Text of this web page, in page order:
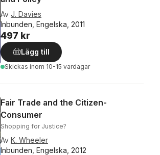
Av J. Davies
Inbunden, Engelska, 2011
497 kr
Lägg till
Skickas inom 10-15 vardagar
Fair Trade and the Citizen-
Consumer
Shopping for Justice?
Av K. Wheeler
Inbunden, Engelska, 2012